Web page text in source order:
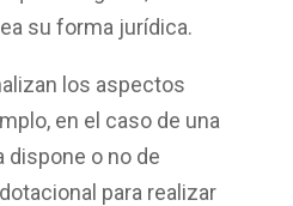
su forma jurídica.
los aspectos
en el caso de una
dispone o no de
para realizar